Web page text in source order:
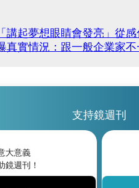
講起夢想眼睛會發亮」從
實情況：跟一般企業家不
支持鏡週刊
大意義
鏡週刊！